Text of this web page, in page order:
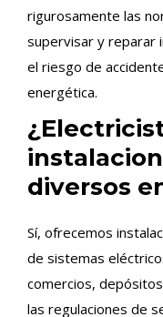
rigurosamente las
supervisar y reparar
el riesgo de
energética.
diversos
Sí, ofrecemos
de sistemas
comercios,
las regulaciones de